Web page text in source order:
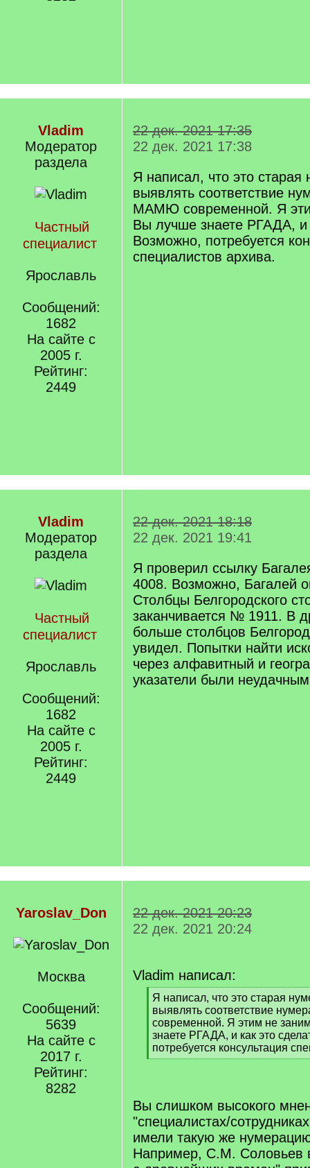
Vladim
Модератор
раздела
Частный
специалист
Ярославль
Сообщений:
1682
На сайте с
2005 г.
Рейтинг:
2449
22 дек. 2021 17:35
22 дек. 2021 17:38
Я написал, что это
выявлять соответствие
МАМЮ современной. Я
Вы лучше знаете РГАДА, и
Возможно, потребуется
специалистов архива.
Vladim
Модератор
раздела
Частный
специалист
Ярославль
Сообщений:
1682
На сайте с
2005 г.
Рейтинг:
2449
22 дек. 2021 18:18
22 дек. 2021 19:41
Я проверил ссылку
4008. Возможно, Багалей
Столбцы Белгородского
заканчивается № 1911. В
больше столбцов
увидел. Попытки найти
через алфавитный и
указатели были
Yaroslav_Don
Москва
Сообщений:
5639
На сайте с
2017 г.
Рейтинг:
8282
22 дек. 2021 20:23
22 дек. 2021 20:24
Vladim написал:
[
q
]
Я написал, что это старая
выявлять соответствие
современной. Я этим не
знаете РГАДА, и как это
потребуется консультация
[
Вы слишком высокого
"специалистах/
имели такую же
Например, С.М. Соловьев